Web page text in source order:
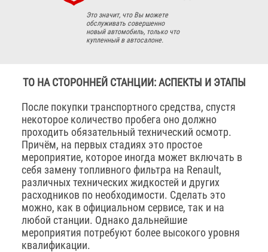
Это значит, что Вы можете
обслуживать совершенно
новый автомобиль, только что
купленный в автосалоне.
ТО НА СТОРОННЕЙ СТАНЦИИ: АСПЕКТЫ И ЭТАПЫ
После покупки транспортного средства, спустя
некоторое количество пробега оно должно
проходить обязательный технический осмотр.
Причём, на первых стадиях это простое
мероприятие, которое иногда может включать в
себя замену топливного фильтра на Renault,
различных технических жидкостей и других
расходников по необходимости. Сделать это
можно, как в официальном сервисе, так и на
любой станции. Однако дальнейшие
мероприятия потребуют более высокого уровня
квалификации.